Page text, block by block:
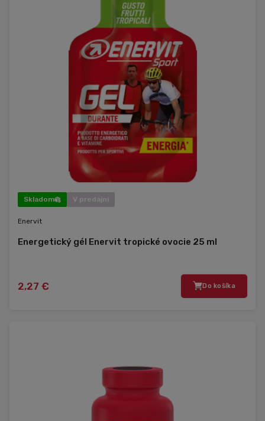
Skladom V predajni
Enervit
Energetický gél Enervit tropické ovocie 25 ml
2,27 € Do košíka